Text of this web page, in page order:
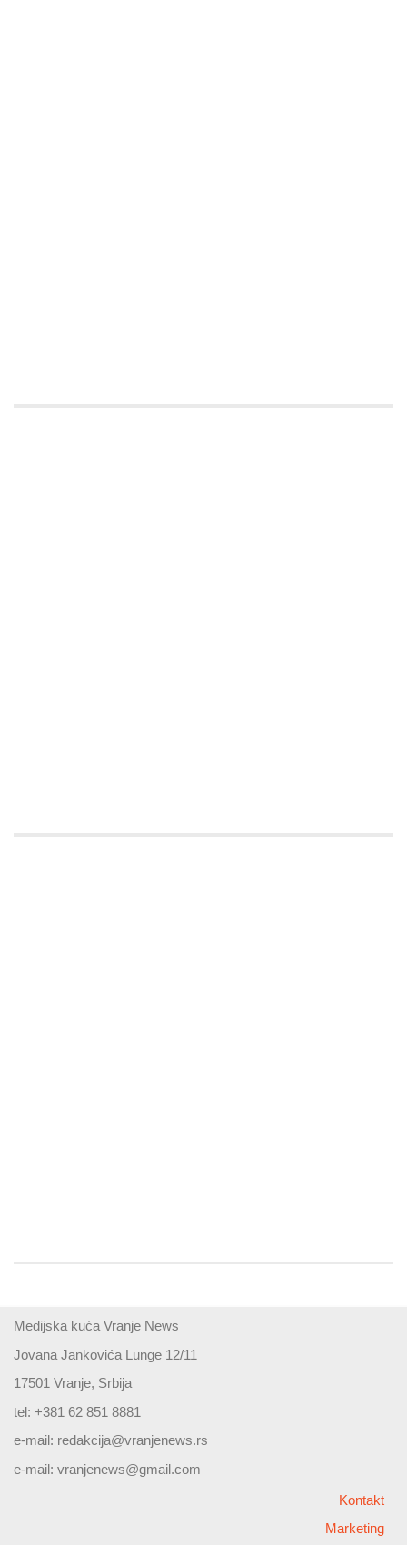
Medijska kuća Vranje News
Jovana Jankovića Lunge 12/11
17501 Vranje, Srbija
tel: +381 62 851 8881
e-mail: redakcija@vranjenews.rs
e-mail: vranjenews@gmail.com
Kontakt
Marketing